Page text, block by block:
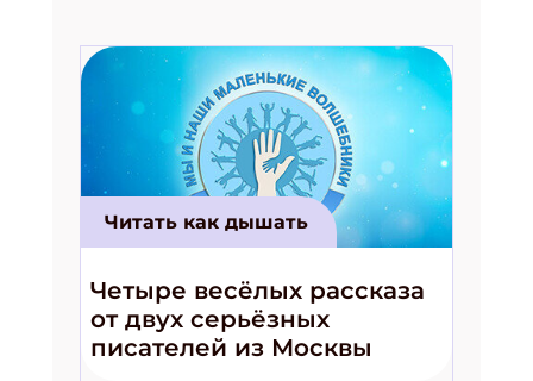
Читать как дышать
Четыре весёлых рассказа
от двух серьёзных
писателей из Москвы